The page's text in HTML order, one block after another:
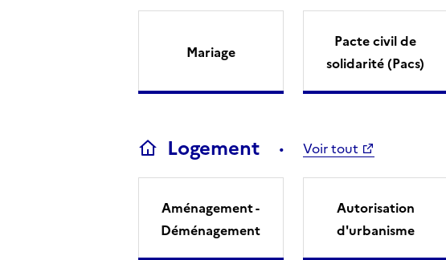
Mariage
Pacte civil de
solidarité (Pacs)
Logement Voir tout
Aménagement -
Déménagement
Autorisation
d'urbanisme